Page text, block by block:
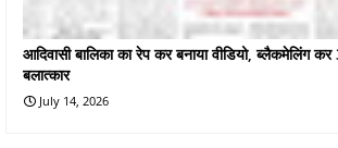
आदिवासी बालिका का रेप कर बनाया वीडियो, ब्लैकमेलिंग कर
बलात्कार
July 14, 2026